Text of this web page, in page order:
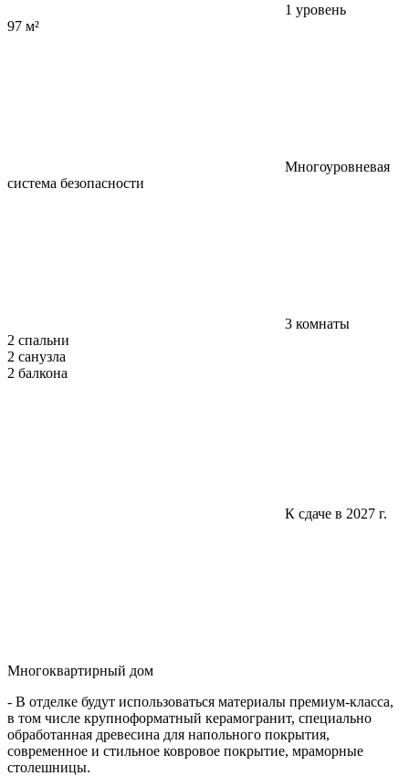
1 уровень
97 м²
Многоуровневая
система безопасности
3 комнаты
2 спальни
2 санузла
2 балкона
К сдаче в 2027 г.
Многоквартирный дом
- В отделке будут использоваться материалы премиум-класса,
в том числе крупноформатный керамогранит, специально
обработанная древесина для напольного покрытия,
современное и стильное ковровое покрытие, мраморные
столешницы.